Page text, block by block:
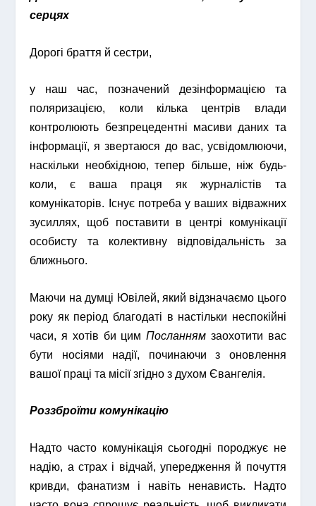
серцях
Дорогі браття й сестри,
у наш час, позначений дезінформацією та
поляризацією, коли кілька центрів влади
контролюють безпрецедентні масиви даних та
інформації, я звертаюся до вас, усвідомлюючи,
наскільки необхідною, тепер більше, ніж будь-
коли, є ваша праця як журналістів та
комунікаторів. Існує потреба у ваших відважних
зусиллях, щоб поставити в центрі комунікації
особисту та колективну відповідальність за
ближнього.
Маючи на думці Ювілей, який відзначаємо цього
року як період благодаті в настільки неспокійні
часи, я хотів би цимПосланням заохотити вас
бути носіями надії, починаючи з оновлення
вашої праці та місії згідно з духом Євангелія.
Роззброїти комунікацію
Надто часто комунікація сьогодні породжує не
надію, а страх і відчай, упередження й почуття
кривди, фанатизм і навіть ненависть. Надто